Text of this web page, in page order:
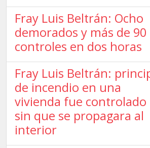
Fray Luis Beltrán: Ocho
demorados y más de 90
controles en dos horas
Fray Luis Beltrán:
de incendio en una
vivienda fue controlado
sin que se propagara al
interior